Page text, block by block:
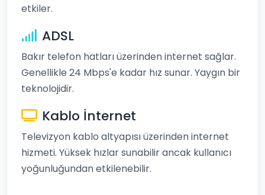
etkiler.
ADSL
Bakır telefon hatları üzerinden internet sağlar.
Genellikle 24 Mbps'e kadar hız sunar. Yaygın bir
teknolojidir.
Kablo İnternet
Televizyon kablo altyapısı üzerinden internet
hizmeti. Yüksek hızlar sunabilir ancak kullanıcı
yoğunluğundan etkilenebilir.